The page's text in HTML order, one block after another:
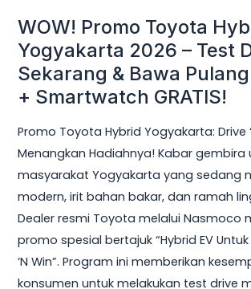
WOW! Promo Toyota
Yogyakarta 2026 – Test
Sekarang & Bawa
+ Smartwatch GRATIS!
Promo Toyota Hybrid Yogyakarta: Drive
Menangkan Hadiahnya! Kabar gembira
masyarakat Yogyakarta yang sedang
modern, irit bahan bakar, dan ramah
Dealer resmi Toyota melalui Nasmoco
promo spesial bertajuk “Hybrid EV
‘N Win”. Program ini memberikan
konsumen untuk melakukan test drive
WOW!
Promo
Toyota
Hybrid
2026
–
Test
Drive
Sekarang
&
Bawa
Pulang